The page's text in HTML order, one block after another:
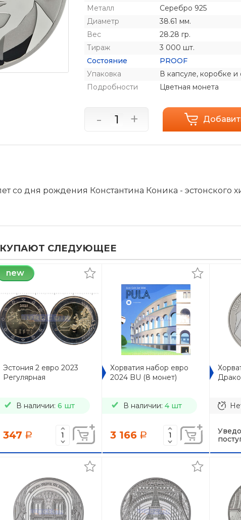
Металл
Серебро 925
Диаметр
38.61 мм.
Вес
28.28 гр.
Тираж
3 000 шт.
Состояние
PROOF
Упаковка
В капсуле, коробке и
Подробности
Цветная монета
- +
со дня рождения Константина Коника - эстонского
СЛЕДУЮЩЕЕ
new
Эстония 2 евро 2023
Регулярная
В наличии: 6 шт
347 a
Хорватия набор евро
2024 BU (8 монет)
В наличии: 4 шт
3 166 a